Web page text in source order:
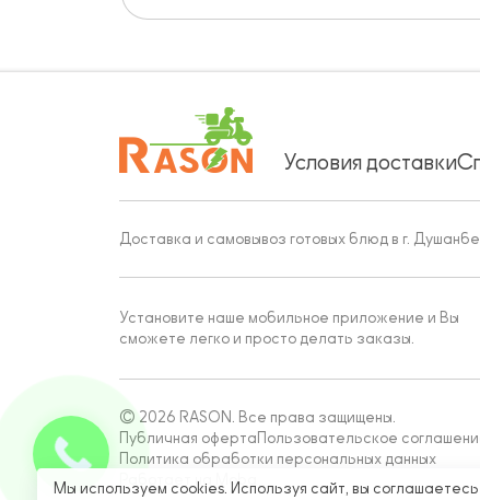
Условия доставки
Доставка и самовывоз готовых блюд в г. Душанбе
Установите наше мобильное приложение и Вы
сможете легко и просто делать заказы.
© 2026 RASON. Все права защищены.
Публичная оферта Пользовательское
Политика обработки персональных данных
Работает на Moba
Мы используем cookies. Используя сайт, вы соглашаетесь